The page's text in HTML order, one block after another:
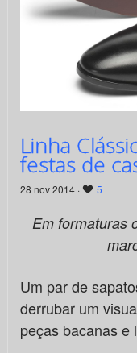
Linha
festas de
28 nov 2014 · 5
Em formaturas
Um par de
derrubar um
peças bacanas e